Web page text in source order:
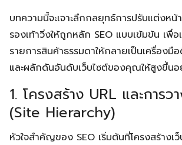
บทความนี้จะเจาะลึกกลยุทธ์การปรับแต่งห
รองเท้าวิ่งให้ถูกหลัก SEO แบบเข้มข้น เพื่
รายการสินค้าธรรมดาให้กลายเป็นเครื่อง
และผลักดันอันดับเว็บไซต์ของคุณให้สูงขึ้น
1. โครงสร้าง URL และการว
(Site Hierarchy)
หัวใจสำคัญของ SEO เริ่มต้นที่โครงสร้างเ